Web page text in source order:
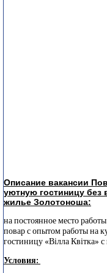
Описание вакансии
уютную гостиницу без
жилье Золотоноша:
на постоянное место
повар с опытом работы на
гостиницу «Вілла Квітка»
Условия: